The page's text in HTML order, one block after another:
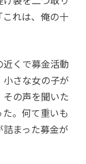
れは、俺の十
くで募金活動
さな女の子が
の声を聞いた
。何て重いも
まった募金が